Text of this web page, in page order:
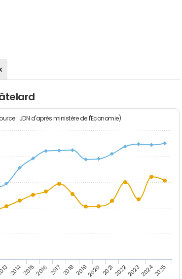
: JDN d'après ministère de l'Economie)
201420152016 2017 201820192020 20212022202320242025